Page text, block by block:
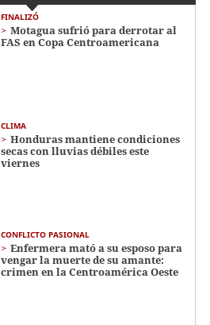
FINALIZÓ
Motagua sufrió para derrotar al
FAS en Copa Centroamericana
CLIMA
Honduras mantiene condiciones
secas con lluvias débiles este
viernes
CONFLICTO PASIONAL
Enfermera mató a su esposo para
vengar la muerte de su amante:
crimen en la Centroamérica Oeste